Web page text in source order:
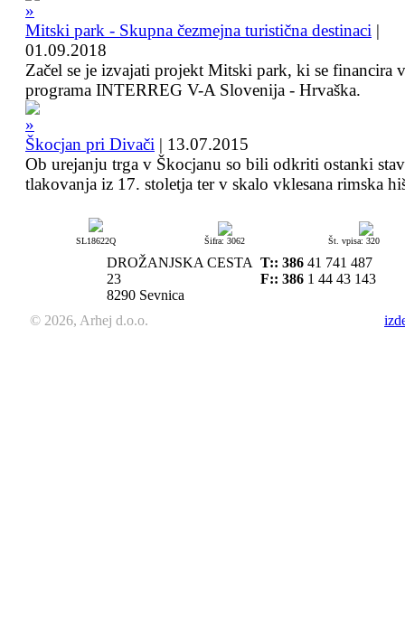
Mitski park - Skupna čezmejna turistična destinaci |
01.09.2018
Začel se je izvajati projekt Mitski park, ki se financira
programa INTERREG V-A Slovenija - Hrvaška.
Škocjan pri Divači | 13.07.2015
Ob urejanju trga v Škocjanu so bili odkriti ostanki
tlakovanja iz 17. stoletja ter v skalo vklesana rimska
SL18622Q Šifra: 3062 Št. vpisa: 320
DROŽANJSKA CESTA
23
8290 Sevnica
T:: 386 41 741 487
F:: 386 1 44 43 143
© 2026, Arhej d.o.o.